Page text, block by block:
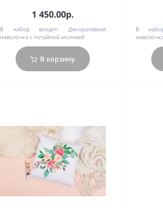
1 450.00р.
В набор входит:
Декоративная
наволочка с потайной молнией
В корзину
В